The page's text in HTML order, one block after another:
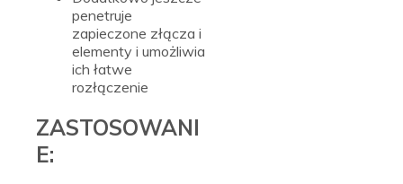
penetruje
zapieczone złącza i
elementy i umożliwia
ich łatwe
rozłączenie
ZASTOSOWANI
E: